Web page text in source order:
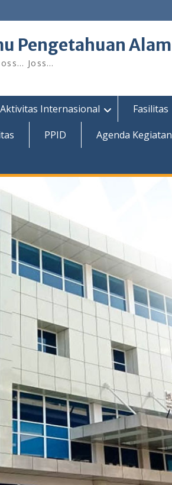
Pengetahuan Alam
Joss…
Aktivitas Internasional Fasilitas
PPID Agenda Kegiatan